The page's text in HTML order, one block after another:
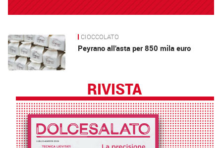
News CIOCCOLATO
Peyrano all’asta per 850 mila euro
RIVISTA